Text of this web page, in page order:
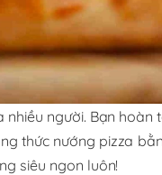
nhiều người. Bạn
thức nướng pizza
siêu ngon luôn!